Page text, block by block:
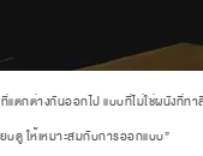
กต่างกันออกไป แบบที่ไม่ใช่ผนังที่ทา
บดู ให้เหมาะสมกับการออกแบบ”